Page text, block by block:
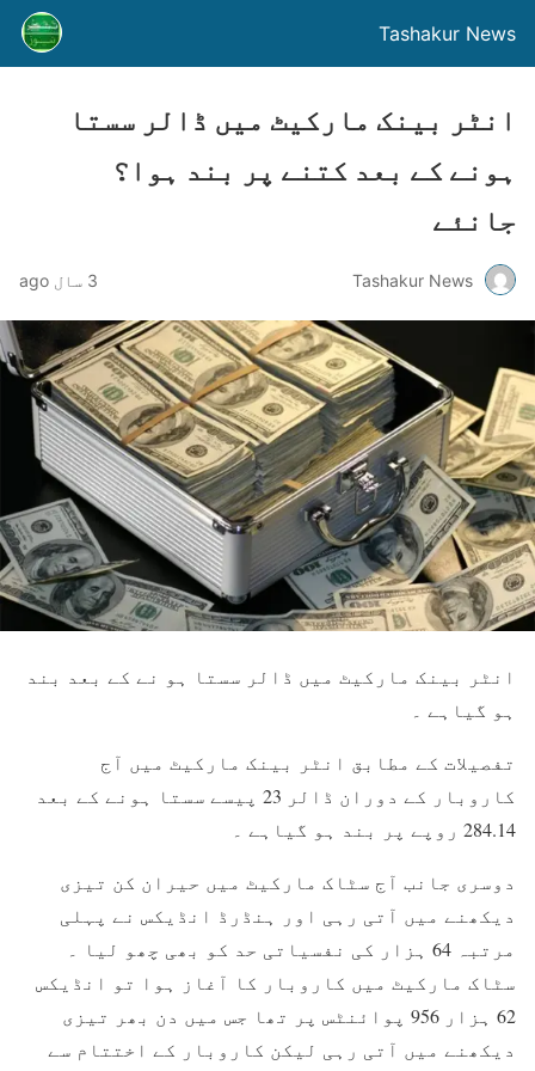
Tashakur News
انٹر بینک مارکیٹ میں ڈالر سستا
ہونے کے بعد کتنے پر بند ہوا؟
جانئے
Tashakur News 3 سال ago
انٹر بینک مارکیٹ میں ڈالر سستا ہو نے کے بعد بند
ہو گیاہے ۔
تفصیلات کے مطابق انٹر بینک مارکیٹ میں آج
کاروبار کے دوران ڈالر 23 پیسے سستا ہونے کے بعد
284.14 روپے پر بند ہو گیاہے ۔
دوسری جانب آج سٹاک مارکیٹ میں حیران کن تیزی
دیکھنے میں آتی رہی اور ہنڈرڈ انڈیکس نے پہلی
مرتبہ 64 ہزار کی نفسیاتی حد کو بھی چھو لیا ۔
سٹاک مارکیٹ میں کاروبار کا آغاز ہوا تو انڈیکس
62 ہزار 956 پوائنٹس پر تھا جس میں دن بھر تیزی
دیکھنے میں آتی رہی لیکن کاروبار کے اختتام سے